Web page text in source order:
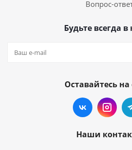
Вопрос-
Будьте всегда в
Оставайтесь на
Наши